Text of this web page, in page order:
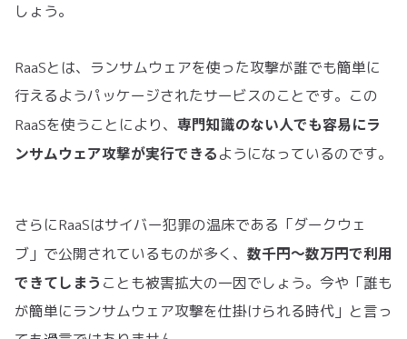
しょう。
RaaSとは、ランサムウェアを使った攻撃が誰でも簡単に
行えるようパッケージされたサービスのことです。この
RaaSを使うことにより、 専門知識のない人でも容易にラ
ンサムウェア攻撃が実行できるようになっているのです。
さらにRaaSはサイバー犯罪の温床である「ダークウェ
ブ」で公開されているものが多く、 数千円〜数万円で利用
できてしまう ことも被害拡大の一因でしょう。今や「誰も
が簡単にランサムウェア攻撃を仕掛けられる時代」と言っ